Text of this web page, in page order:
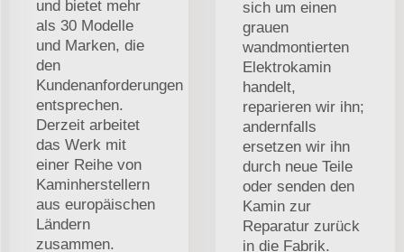
und bietet mehr
als 30 Modelle
und Marken, die
den
Kundenanforderungen
entsprechen.
Derzeit arbeitet
das Werk mit
einer Reihe von
Kaminherstellern
aus europäischen
Ländern
zusammen.
sich um einen
grauen
wandmontierten
Elektrokamin
handelt,
reparieren wir ihn;
andernfalls
ersetzen wir ihn
durch neue Teile
oder senden den
Kamin zur
Reparatur zurück
in die Fabrik.